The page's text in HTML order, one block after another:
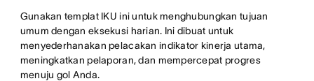
Gunakan templat IKU ini untuk menghubungkan tujuan
umum dengan eksekusi harian. Ini dibuat untuk
menyederhanakan pelacakan indikator kinerja utama,
meningkatkan pelaporan, dan mempercepat progres
menuju gol Anda.